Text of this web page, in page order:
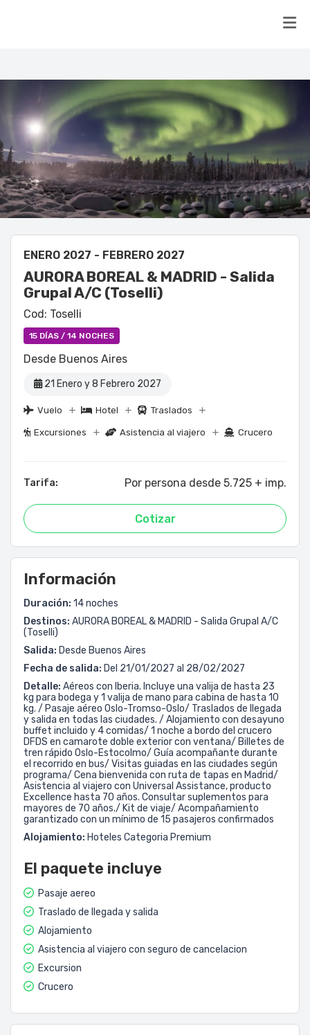
ENERO 2027 - FEBRERO 2027
AURORA BOREAL & MADRID - Salida
Grupal A/C (Toselli)
Cod: Toselli
15 DÍAS / 14 NOCHES
Desde Buenos Aires
21 Enero y 8 Febrero 2027
Vuelo Hotel Traslados
Excursiones Asistencia al viajero Crucero
Tarifa: Por persona desde 5.725 + imp.
Cotizar
Información
Duración: 14 noches
Destinos: AURORA BOREAL & MADRID - Salida Grupal A/C
(Toselli)
Salida: Desde Buenos Aires
Fecha de salida: Del 21/01/2027 al 28/02/2027
Detalle: Aéreos con Iberia. Incluye una valija de hasta 23
kg para bodega y 1 valija de mano para cabina de hasta 10
kg. / Pasaje aéreo Oslo-Tromso-Oslo/ Traslados de llegada
y salida en todas las ciudades. / Alojamiento con desayuno
buffet incluido y 4 comidas/ 1 noche a bordo del crucero
DFDS en camarote doble exterior con ventana/ Billetes de
tren rápido Oslo-Estocolmo/ Guía acompañante durante
el recorrido en bus/ Visitas guiadas en las ciudades según
programa/ Cena bienvenida con ruta de tapas en Madrid/
Asistencia al viajero con Universal Assistance, producto
Excellence hasta 70 años. Consultar suplementos para
mayores de 70 años./ Kit de viaje/ Acompañamiento
garantizado con un mínimo de 15 pasajeros confirmados
Alojamiento: Hoteles Categoria Premium
El paquete incluye
Pasaje aereo
Traslado de llegada y salida
Alojamiento
Asistencia al viajero con seguro de cancelacion
Excursion
Crucero